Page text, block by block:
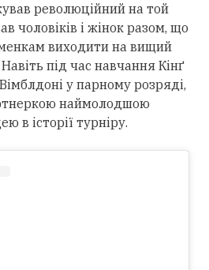
революційний на той
чоловіків і жінок разом, що
виходити на вищий
під час навчання Кінґ
у парному розряді,
наймолодшою
в історії турніру.